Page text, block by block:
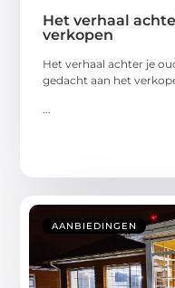
Het verhaal
verkopen
Het verhaal achter je
gedacht aan het
...
AANBIEDINGEN